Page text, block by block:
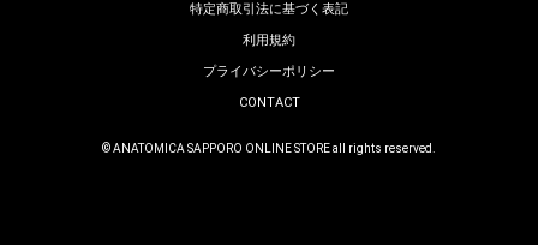
特定商取引法に基づく表記
利用規約
プライバシーポリシー
CONTACT
© ANATOMICA SAPPORO ONLINE STORE all rights reserved.